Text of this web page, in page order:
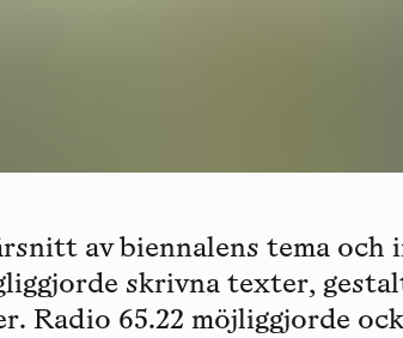
av biennalens tema och
skrivna texter,
Radio 65.22 möjliggjorde